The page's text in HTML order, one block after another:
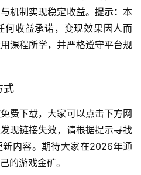
机制实现稳定收益。 提示：本
何收益承诺，变现效果因人而
课程所学，并严格遵守平台规
式
费下载，大家可以点击下方网
现链接失效，请根据提示寻找
内容。期待大家在2026年通
的游戏金矿。